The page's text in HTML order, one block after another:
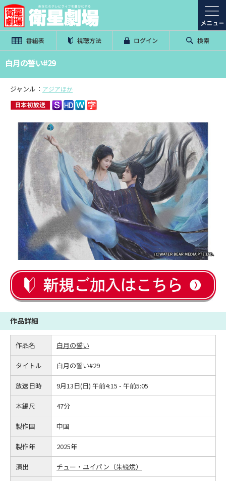
番組表 視聴方法 ログイン 検索
白月の誓い#29
ジャンル： アジアほか
作品詳細
作品名 白月の誓い
タイトル 白月の誓い#29
放送日時 9月13日(日) 午前4:15 - 午前5:05
本編尺 47分
製作国 中国
製作年 2025年
演出 チュー・ユイパン（朱锐斌）